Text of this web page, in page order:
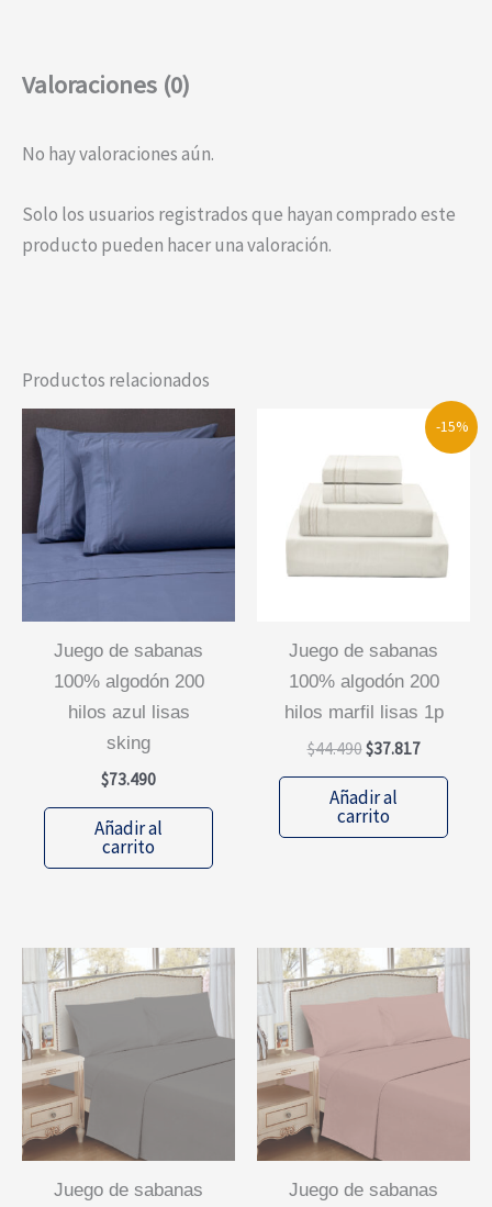
Valoraciones (0)
No hay valoraciones aún.
Solo los usuarios registrados que hayan comprado este
producto pueden hacer una valoración.
Productos relacionados
juego de sabanas
100% algodón 200
hilos azul lisas
sking
$73.490
Añadir al
carrito
-15%
juego de sabanas
100% algodón 200
hilos marfil lisas 1p
$44.490El
original
era:
$37.817El
actual
$37.817.
Añadir al
carrito
juego de sabanas juego de sabanas